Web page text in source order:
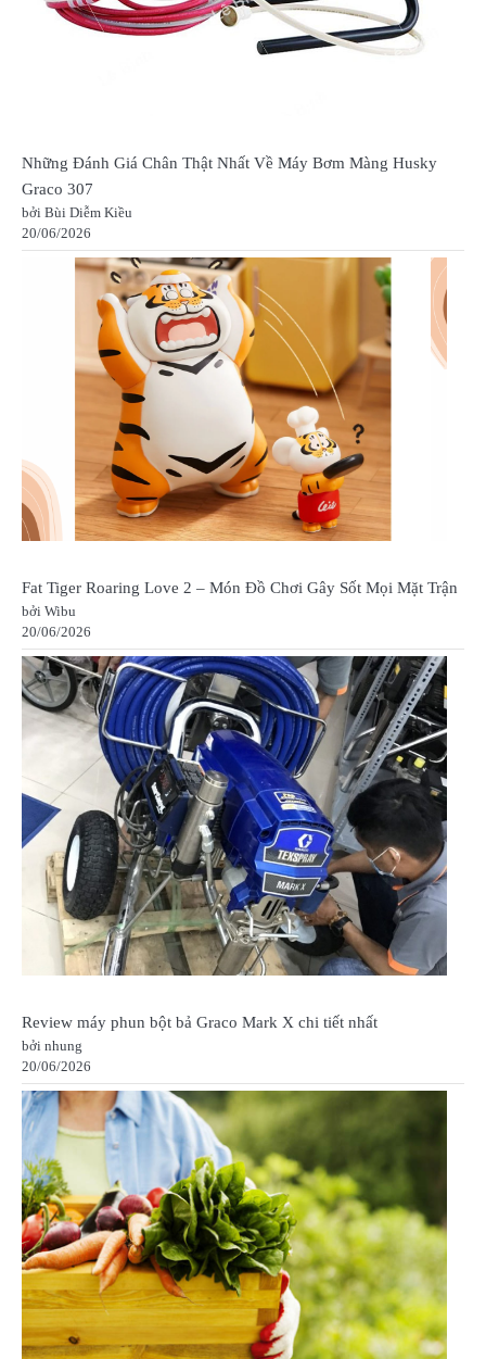
Những Đánh Giá Chân Thật Nhất Về Máy Bơm Màng Husky
Graco 307
bởi Bùi Diễm Kiều
20/06/2026
Fat Tiger Roaring Love 2 – Món Đồ Chơi Gây Sốt Mọi Mặt Trận
bởi Wibu
20/06/2026
Review máy phun bột bả Graco Mark X chi tiết nhất
bởi nhung
20/06/2026